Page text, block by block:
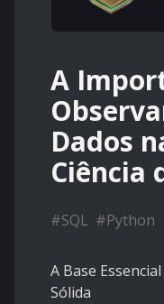
A
Dados
Ciência
#SQL #Python
A Base
Sólida